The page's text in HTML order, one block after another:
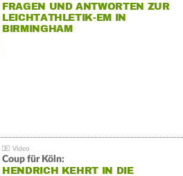
FRAGEN UND ANTWORTEN ZUR
LEICHTATHLETIK-EM IN
BIRMINGHAM
Coup für Köln:
HENDRICH KEHRT IN DIE